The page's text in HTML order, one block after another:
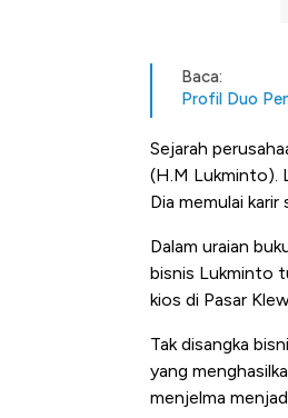
Baca:
Profil Duo
Sejarah
(H.M Lukminto).
Dia memulai
Dalam uraian
bisnis Lukminto
kios di Pasar
Tak disangka
yang
menjelma